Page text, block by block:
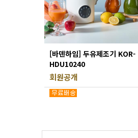
[바덴하임] 두유제조기 KOR-
HDU10240
회원공개